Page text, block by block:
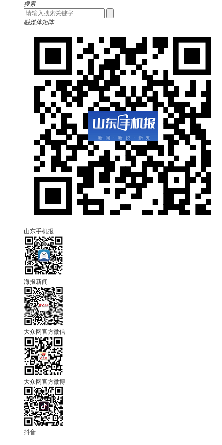
搜索
融媒体矩阵
山东手机报
海报新闻
大众网官方微信
大众网官方微博
抖音